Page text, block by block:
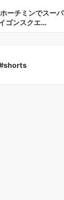
ーチミンでスーパ
ゴンスクエ…
#shorts